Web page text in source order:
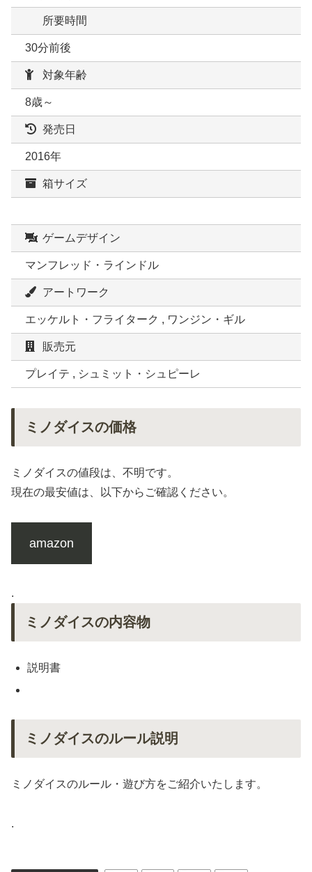
所要時間
30分前後
対象年齢
8歳～
発売日
2016年
箱サイズ
ゲームデザイン
マンフレッド・ラインドル
アートワーク
エッケルト・フライターク , ワンジン・ギル
販売元
プレイテ , シュミット・シュピーレ
ミノダイスの価格
ミノダイスの値段は、不明です。
現在の最安値は、以下からご確認ください。
amazon
.
ミノダイスの内容物
説明書
ミノダイスのルール説明
ミノダイスのルール・遊び方をご紹介いたします。
.